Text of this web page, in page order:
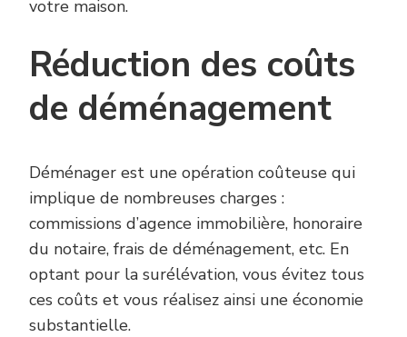
votre maison.
Réduction des coûts
de déménagement
Déménager est une opération coûteuse qui
implique de nombreuses charges :
commissions d’agence immobilière, honoraire
du notaire, frais de déménagement, etc. En
optant pour la surélévation, vous évitez tous
ces coûts et vous réalisez ainsi une économie
substantielle.